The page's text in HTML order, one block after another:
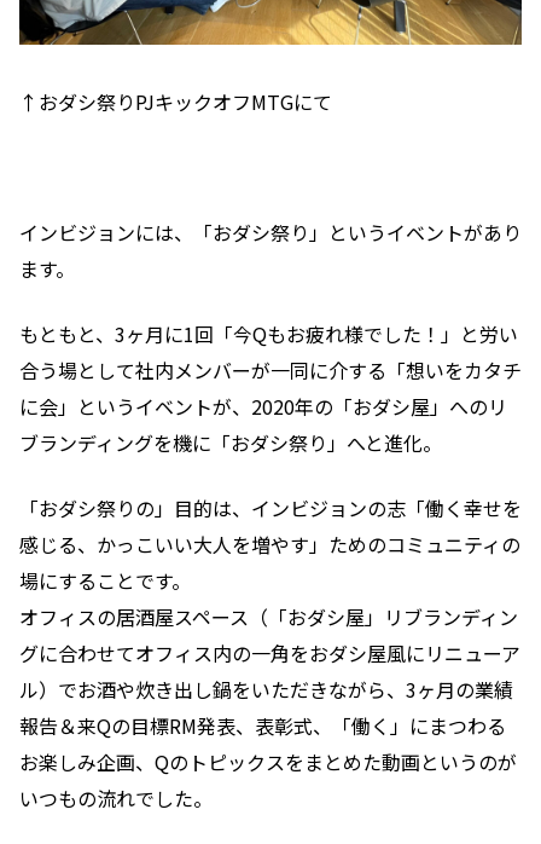
↑おダシ祭りPJキックオフMTGにて
インビジョンには、「おダシ祭り」というイベントがあり
ます。
もともと、3ヶ月に1回「今Qもお疲れ様でした！」と労い
合う場として社内メンバーが一同に介する「想いをカタチ
に会」というイベントが、2020年の「おダシ屋」へのリ
ブランディングを機に「おダシ祭り」へと進化。
「おダシ祭りの」目的は、インビジョンの志「働く幸せを
感じる、かっこいい大人を増やす」ためのコミュニティの
場にすることです。
オフィスの居酒屋スペース（「おダシ屋」リブランディン
グに合わせてオフィス内の一角をおダシ屋風にリニューア
ル）でお酒や炊き出し鍋をいただきながら、3ヶ月の業績
報告＆来Qの目標RM発表、表彰式、「働く」にまつわる
お楽しみ企画、Qのトピックスをまとめた動画というのが
いつもの流れでした。